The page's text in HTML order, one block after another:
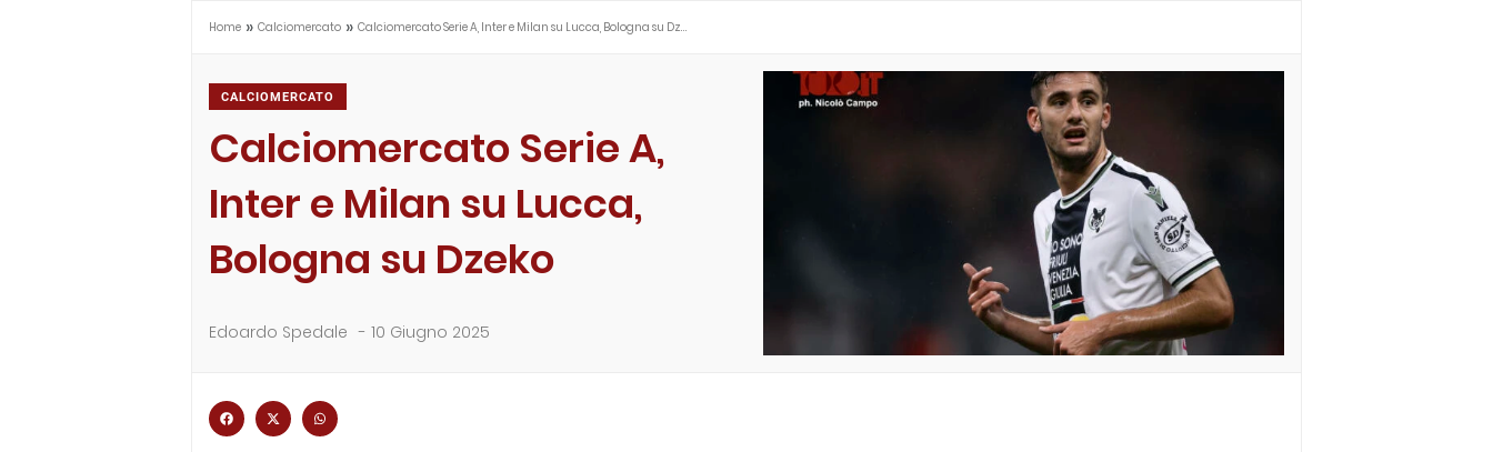
Home » Calciomercato » Calciomercato Serie A, Inter e Milan su Lucca, Bologna su Dz…
CALCIOMERCATO
Calciomercato Serie A,
Inter e Milan su Lucca,
Bologna su Dzeko
Edoardo Spedale - 10 Giugno 2025